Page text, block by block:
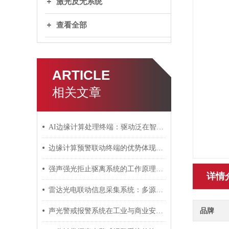
查看全部
ARTICLE
相关文章
AI边缘计算处理终端：驱动泛在智能的神经末梢
边缘计算预警联动终端的优势体现在哪里？
强声强光拒止驱离系统的工作原理与操作效果
雷达光电联动信息采集系统：多源感知融合的智慧之眼
声光警戒报警系统在工业与商业安防中的关键作用
详情
品牌